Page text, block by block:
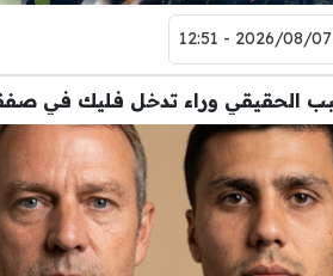
2026/08/07 - 12:51